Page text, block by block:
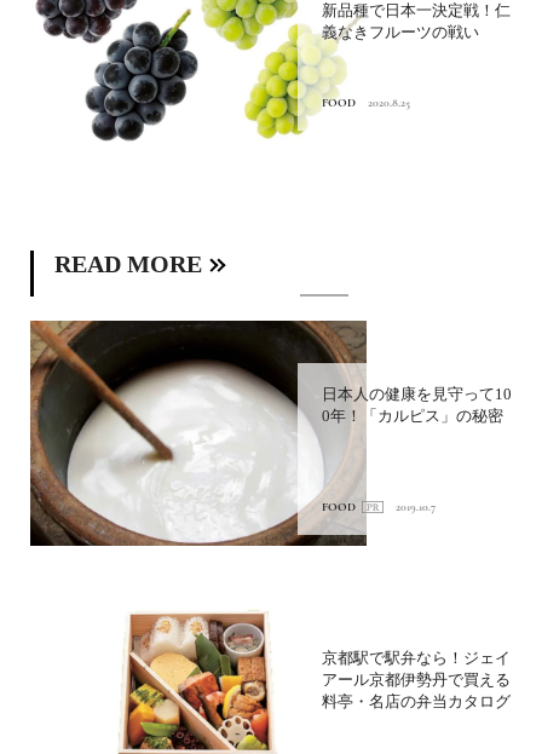
新品種で日本一決定戦！仁
義なきフルーツの戦い
FOOD 2020.8.25
READ MORE
日本人の健康を見守って10
0年！「カルピス」の秘密
FOOD 2019.10.7
京都駅で駅弁なら！ジェイ
アール京都伊勢丹で買える
料亭・名店の弁当カタログ